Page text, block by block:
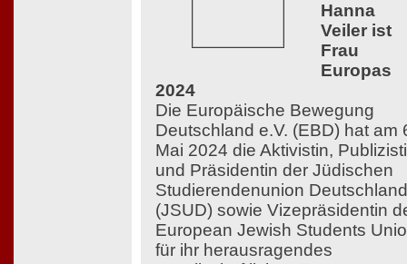
Hanna
Veiler ist
Frau
Europas
2024
Die Europäische Bewegung
Deutschland e.V. (EBD) hat am
Mai 2024 die Aktivistin,
und Präsidentin der Jüdischen
Studierendenunion
(JSUD) sowie Vizepräsidentin
European Jewish Students
für ihr herausragendes